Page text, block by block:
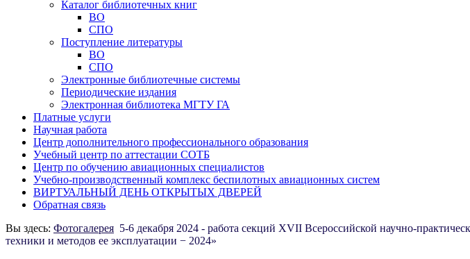
Каталог библиотечных книг
ВО
СПО
Поступление литературы
ВО
СПО
Электронные библиотечные системы
Периодические издания
Электронная библиотека МГТУ ГА
Платные услуги
Научная работа
Центр дополнительного профессионального образования
Учебный центр по аттестации СОТБ
Центр по обучению авиационных специалистов
Учебно-производственный комплекс беспилотных авиационных систем
ВИРТУАЛЬНЫЙ ДЕНЬ ОТКРЫТЫХ ДВЕРЕЙ
Обратная связь
Вы здесь: Фотогалерея 5-6 декабря 2024 - работа секций XVII Всероссийской научно-
техники и методов ее эксплуатации − 2024»